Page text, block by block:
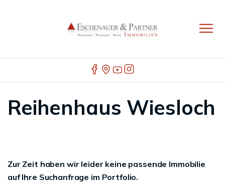
Reihenhaus Wiesloch
Zur Zeit haben wir leider keine passende Immobilie
auf Ihre Suchanfrage im Portfolio.